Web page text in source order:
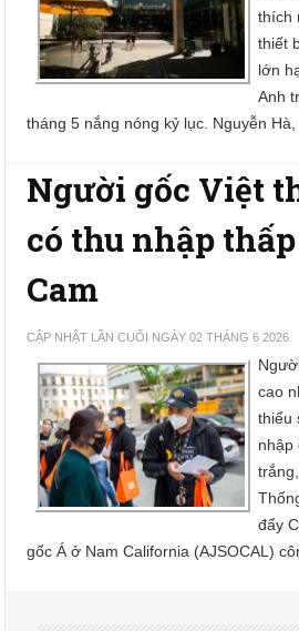
thích
thiết
lớn
Anh
tháng 5 nắng nóng kỷ lục. Nguyễn
Người gốc Việt
có thu nhập
Cam
CẬP NHẬT LẦN CUỐI NGÀY 02 THÁNG 6 2026
cao
thiểu
nhập
đẩy
gốc Á ở Nam California (AJSOCAL)